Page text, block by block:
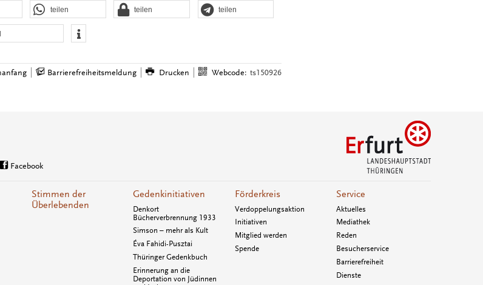
teilen teilen teilen
Barrierefreiheitsmeldung Drucken Webcode: ts150926
Facebook
Stimmen der
Überlebenden
Gedenkinitiativen
Denkort
Bücherverbrennung 1933
Simson – mehr als Kult
Éva Fahidi-Pusztai
Thüringer Gedenkbuch
Erinnerung an die
Deportation von Jüdinnen
Förderkreis
Verdoppelungsaktion
Initiativen
Mitglied werden
Spende
Service
Aktuelles
Mediathek
Reden
Besucherservice
Barrierefreiheit
Dienste